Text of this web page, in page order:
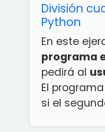
División
Python
En este
programa
pedirá al
El
si el